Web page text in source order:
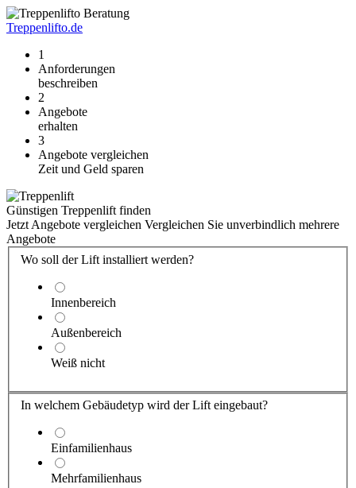
Treppenlifto.de
1
Anforderungen
beschreiben
2
Angebote
erhalten
3
Angebote vergleichen
Zeit und Geld sparen
Günstigen Treppenlift finden
Jetzt Angebote vergleichen Vergleichen Sie unverbindlich mehrere
Angebote
Wo soll der Lift installiert werden?
Innenbereich
Außenbereich
Weiß nicht
In welchem Gebäudetyp wird der Lift eingebaut?
Einfamilienhaus
Mehrfamilienhaus